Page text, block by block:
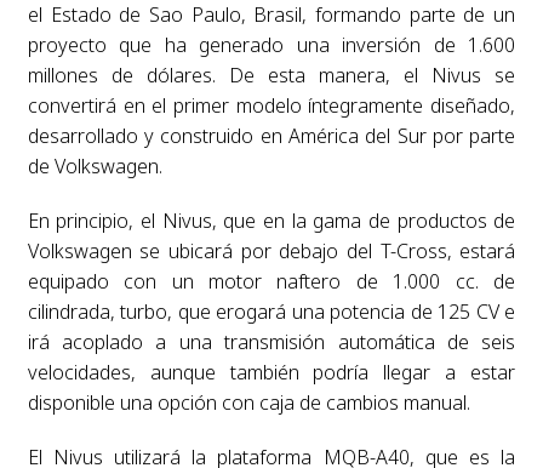
el Estado de Sao Paulo, Brasil, formando parte de un
proyecto que ha generado una inversión de 1.600
millones de dólares. De esta manera, el Nivus se
convertirá en el primer modelo íntegramente diseñado,
desarrollado y construido en América del Sur por parte
de Volkswagen.
En principio, el Nivus, que en la gama de productos de
Volkswagen se ubicará por debajo del T-Cross, estará
equipado con un motor naftero de 1.000 cc. de
cilindrada, turbo, que erogará una potencia de 125 CV e
irá acoplado a una transmisión automática de seis
velocidades, aunque también podría llegar a estar
disponible una opción con caja de cambios manual.
El Nivus utilizará la plataforma MQB-A40, que es la